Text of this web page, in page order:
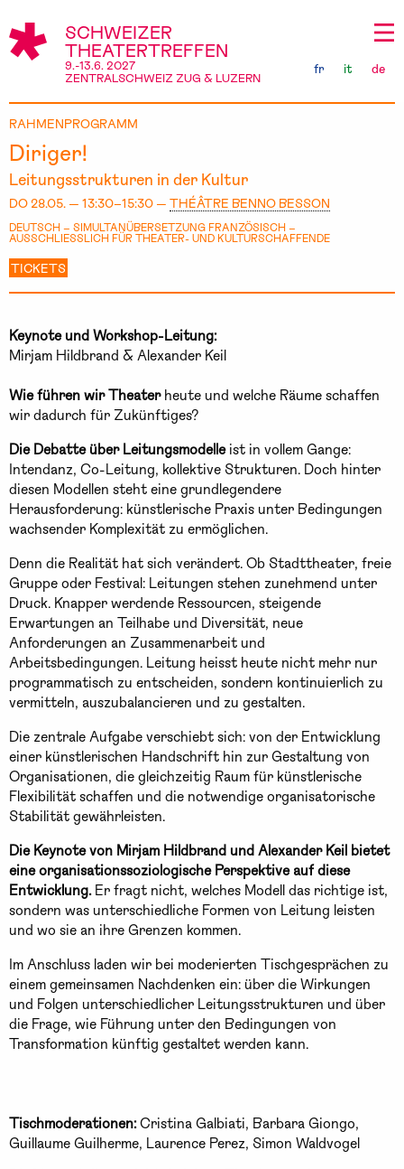
SCHWEIZER
THEATERTREFFEN
9.-13.6. 2027
ZENTRALSCHWEIZ ZUG & LUZERN
fr it de
RAHMENPROGRAMM
Diriger!
Leitungsstrukturen in der Kultur
DO 28.05. — 13:30–15:30 — THÉÂTRE BENNO BESSON
DEUTSCH – SIMULTANÜBERSETZUNG FRANZÖSISCH –
AUSSCHLIESSLICH FÜR THEATER- UND KULTURSCHAFFENDE
TICKETS
Keynote und Workshop-Leitung:
Mirjam Hildbrand & Alexander Keil
Wie führen wir Theaterheute und welche Räume schaffen
wir dadurch für Zukünftiges?
Die Debatte über Leitungsmodelle ist in vollem Gange:
Intendanz, Co-Leitung, kollektive Strukturen. Doch hinter
diesen Modellen steht eine grundlegendere
Herausforderung: künstlerische Praxis unter Bedingungen
wachsender Komplexität zu ermöglichen.
Denn die Realität hat sich verändert. Ob Stadttheater, freie
Gruppe oder Festival: Leitungen stehen zunehmend unter
Druck. Knapper werdende Ressourcen, steigende
Erwartungen an Teilhabe und Diversität, neue
Anforderungen an Zusammenarbeit und
Arbeitsbedingungen. Leitung heisst heute nicht mehr nur
programmatisch zu entscheiden, sondern kontinuierlich zu
vermitteln, auszubalancieren und zu gestalten.
Die zentrale Aufgabe verschiebt sich: von der Entwicklung
einer künstlerischen Handschrift hin zur Gestaltung von
Organisationen, die gleichzeitig Raum für künstlerische
Flexibilität schaffen und die notwendige organisatorische
Stabilität gewährleisten.
Die Keynote von Mirjam Hildbrand und Alexander Keil bietet
eine organisationssoziologische Perspektive auf diese
Entwicklung. Er fragt nicht, welches Modell das richtige ist,
sondern was unterschiedliche Formen von Leitung leisten
und wo sie an ihre Grenzen kommen.
Im Anschluss laden wir bei moderierten Tischgesprächen zu
einem gemeinsamen Nachdenken ein: über die Wirkungen
und Folgen unterschiedlicher Leitungsstrukturen und über
die Frage, wie Führung unter den Bedingungen von
Transformation künftig gestaltet werden kann.
Tischmoderationen:Cristina Galbiati, Barbara Giongo,
Guillaume Guilherme, Laurence Perez, Simon Waldvogel